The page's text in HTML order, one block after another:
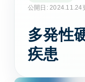
消化器内科
胃痛や腹痛、逆
ます。
公開日: 2024.11.24
多発性
疾患